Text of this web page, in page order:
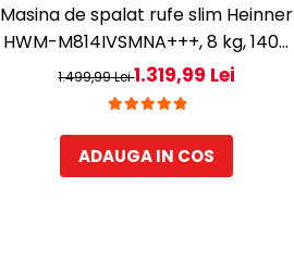
Masina de spalat rufe slim Heinner
HWM-M814IVSMNA+++, 8 kg, 1400
rpm, Clasa A, Motor inverter,
Display digital, Blocare acces copii,
1.499,99 Lei1.319,99 Lei
ADAUGA IN COS